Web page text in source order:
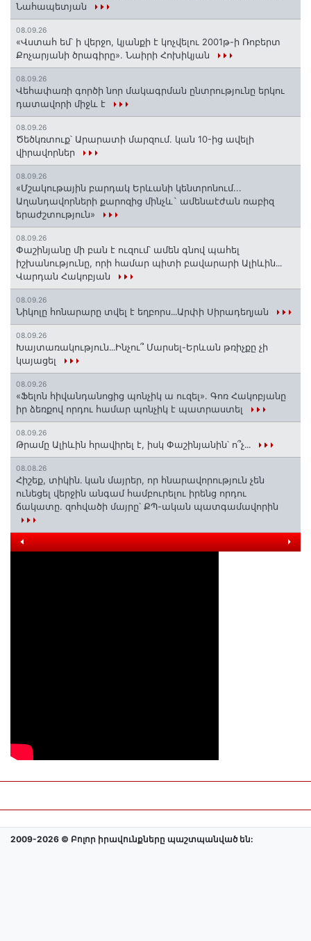
Նահապետյան
08.09.26
«Վստահ եմ՝ ի վերջո, կյանքի է կոչվելու 2001թ-ի Ռոբերտ
Քոչարյանի ծրագիրը». Նաիրի Հոխիկյան
08.09.26
Վեհափառի գործի նոր մակագրման ընտրությունը երկու
դատավորի միջև է
08.09.26
Ծեծկռտուք՝ Արարատի մարզում. կան 10-ից ավելի
վիրավորներ
08.09.26
«Մշակութային բարդակ Երևանի կենտրոնում...
Աղանդավորների քարոզից մինչև` ամենաէժան ռաբիզ
երաժշտություն»
08.09.26
Փաշինյանը մի բան է ուզում՝ ամեն գնով պահել
իշխանությունը, որի համար պիտի բավարարի Ալիևին․․․
Վարդան Հակոբյան
08.09.26
Նիկոլը հոնարարը տվել է եղբորս․․․Արփի Սիրադեղյան
08.09.26
Խայտառակություն․․․Ինչու՞ Մարսել-Երևան թռիչքը չի
կայացել
08.09.26
«Ֆելոն հիվանդանոցից պոնչիկ ա ուզել». Գոռ Հակոբյանը
իր ձեռքով որդու համար պոնչիկ է պատրաստել
08.09.26
Թրամը Ալիևին հրավիրել է, իսկ Փաշինյանին՝ ո՞չ․․․
08.08.26
Հիշեք, տիկին․ կան մայրեր, որ հնարավորություն չեն
ունեցել վերջին անգամ համբուրելու իրենց որդու
ճակատը. զոհվածի մայրը՝ ՔՊ-ական պատգամավորին
2009-2026 © Բոլոր իրավունքները պաշտպանված են: